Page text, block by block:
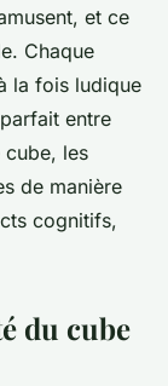
et ce
Chaque
la fois ludique
entre
cube, les
de manière
cognitifs,
du cube